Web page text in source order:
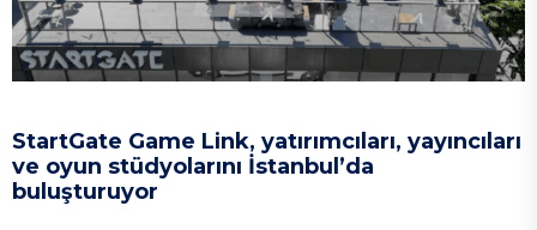
StartGate Game Link, yatırımcıları, yayıncıları
ve oyun stüdyolarını İstanbul’da
buluşturuyor